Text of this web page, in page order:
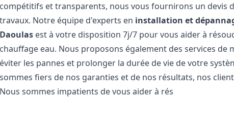
compétitifs et transparents, nous vous fournirons un devis
travaux. Notre équipe d'experts en installation et
Daoulas est à votre disposition 7j/7 pour vous aider à
chauffage eau. Nous proposons également des services de
éviter les pannes et prolonger la durée de vie de votre
sommes fiers de nos garanties et de nos résultats, nos
Nous sommes impatients de vous aider à rés